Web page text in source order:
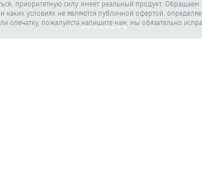
приоритетную силу имеет реальный продукт.
условиях не являются публичной офертой,
опечатку, пожалуйста напишите нам , мы обязательно